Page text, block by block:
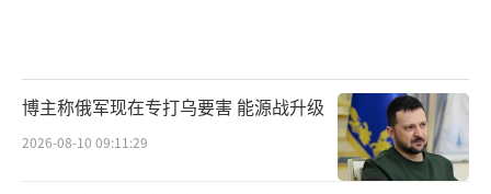
博主称俄军现在专打乌要害 能源战升级
2026-08-10 09:11:29